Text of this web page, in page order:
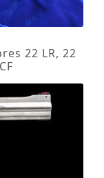
22 LR, 22